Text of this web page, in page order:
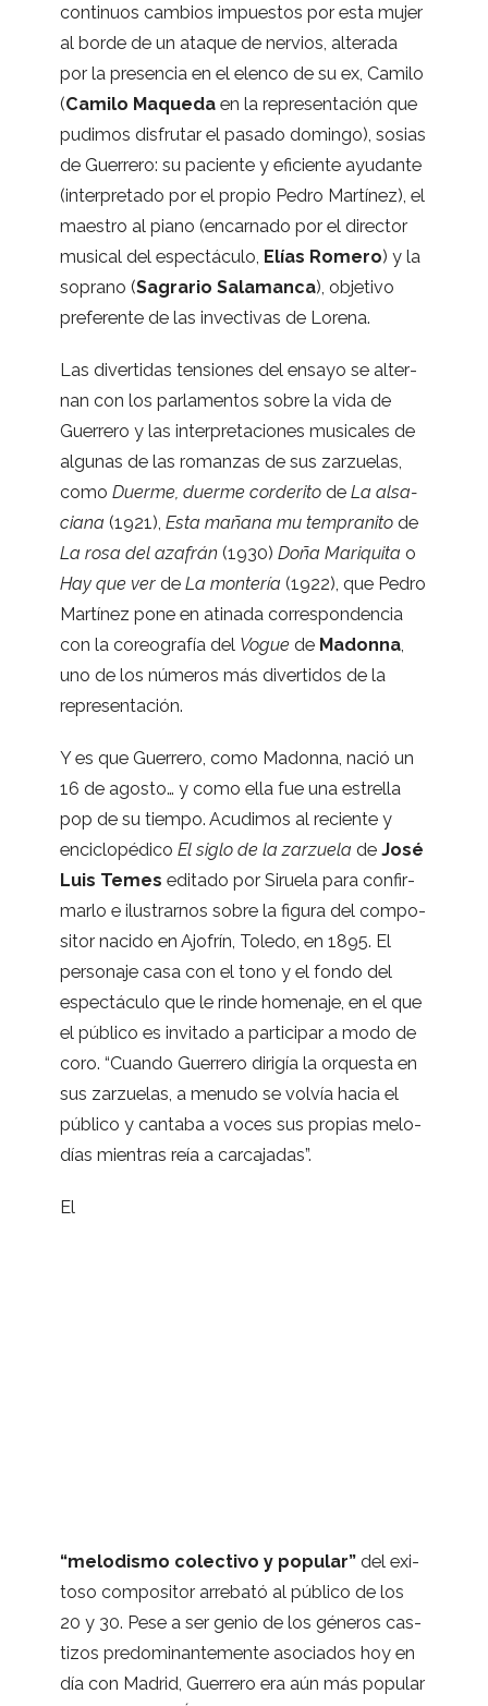
con­ti­nuos cam­bios impues­tos por esta mujer
al borde de un ata­que de ner­vios, alte­rada
por la pre­sen­cia en el elenco de su ex, Camilo
(Camilo Maquedaen la repre­sen­ta­ción que
pudi­mos dis­fru­tar el pasado domingo), sosias
de Gue­rrero: su paciente y efi­ciente ayu­dante
(inter­pre­tado por el pro­pio Pedro Mar­tí­nez), el
maes­tro al piano (encar­nado por el direc­tor
musi­cal del espec­táculo, Elías Romero) y la
soprano (Sagra­rio Sala­manca), obje­tivo
pre­fe­rente de las invec­ti­vas de Lorena.
Las diver­ti­das ten­sio­nes del ensayo se alter­
nan con los par­la­men­tos sobre la vida de
Gue­rrero y las inter­pre­ta­cio­nes musi­ca­les de
algu­nas de las roman­zas de sus zar­zue­las,
como Duerme, duerme cor­de­ritode La alsa­
ciana (1921), Esta mañana mu tem­pra­nitode
La rosa del aza­frán(1930) Doña Mari­quita o
Hay que verde La mon­te­ría (1922), que Pedro
Mar­tí­nez pone en ati­nada corres­pon­den­cia
con la coreo­gra­fía del Voguede Madonna,
uno de los núme­ros más diver­ti­dos de la
representación.
Y es que Gue­rrero, como Madonna, nació un
16 de agosto… y como ella fue una estre­lla
pop de su tiempo. Acu­di­mos al reciente y
enci­clo­pé­dico El siglo de la zar­zuela de José
Luis Temes edi­tado por Siruela para con­fir­
marlo e ilus­trar­nos sobre la figura del com­po­
si­tor nacido en Ajo­frín, Toledo, en 1895. El
per­so­naje casa con el tono y el fondo del
espec­táculo que le rinde home­naje, en el que
el público es invi­tado a par­ti­ci­par a modo de
coro. “Cuando Gue­rrero diri­gía la orquesta en
sus zar­zue­las, a menudo se vol­vía hacia el
público y can­taba a voces sus pro­pias melo­
días mien­tras reía a carcajadas”.
El
“melo­dismo colec­tivo y popu­lar”del exi­
toso com­po­si­tor arre­bató al público de los
20 y 30. Pese a ser genio de los géne­ros cas­
ti­zos pre­do­mi­nan­te­mente aso­cia­dos hoy en
día con Madrid, Gue­rrero era aún más popu­lar